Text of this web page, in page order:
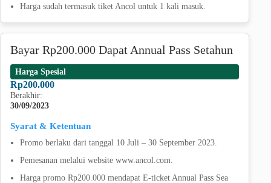
Harga sudah termasuk tiket Ancol untuk 1 kali masuk.
Bayar Rp200.000 Dapat Annual Pass Setahun
Harga Spesial
Rp200.000
Berakhir:
30/09/2023
Syarat & Ketentuan
Promo berlaku dari tanggal 10 Juli – 30 September 2023.
Pemesanan melalui website www.ancol.com.
Harga promo Rp200.000 mendapat E-ticket Annual Pass Sea